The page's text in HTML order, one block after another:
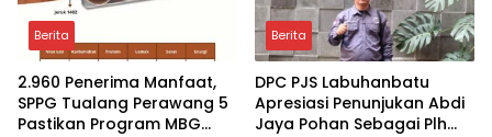
Berita
2.960 Penerima Manfaat,
SPPG Tualang Perawang 5
Pastikan Program MBG
Berita
DPC PJS Labuhanbatu
Apresiasi Penunjukan Abdi
Jaya Pohan Sebagai Plh